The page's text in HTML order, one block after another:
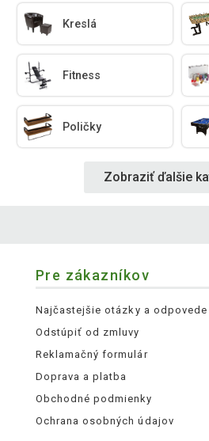
Kreslá
Fitness
Poličky
Zobraziť ďalšie
Pre zákazníkov
Najčastejšie otázky a odpovede
Odstúpiť od zmluvy
Reklamačný formulár
Doprava a platba
Obchodné podmienky
Ochrana osobných údajov